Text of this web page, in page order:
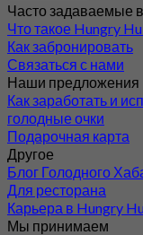
Часто задаваемые
Что такое Hungry
Как забронировать
Связаться с нами
Наши предложения
Как заработать и
голодные очки
Подарочная карта
Другое
Блог Голодного
Для ресторана
Карьера в Hungry
Мы принимаем